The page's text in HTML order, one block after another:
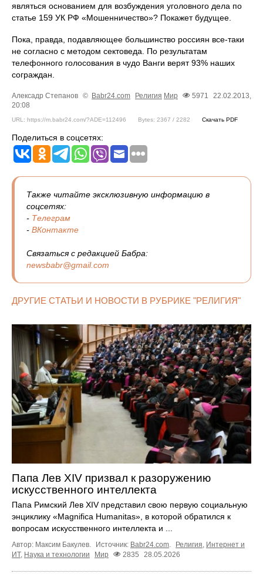
являться основанием для возбуждения уголовного дела по
статье 159 УК РФ «Мошенничество»? Покажет будущее.
Пока, правда, подавляющее большинство россиян все-таки
не согласно с методом сектоведа. По результатам
телефонного голосования в чудо Ванги верят 93% наших
сограждан.
Алексадр Степанов © Babr24.com Религия Мир 5971
22.02.2013,
20:08
URL: https://m.babr24.com/?ADE=112496 Bytes: 2367 / 2282 Скачать PDF
Поделиться в соцсетях:
Также читайте эксклюзивную информацию в
соцсетях:
- Телеграм
- ВКонтакте
Связаться с редакцией Бабра:
newsbabr@gmail.com
ДРУГИЕ СТАТЬИ И НОВОСТИ В РУБРИКЕ "РЕЛИГИЯ"
Папа Лев XIV призвал к разоружению
искусственного интеллекта
Папа Римский Лев XIV представил свою первую социальную
энциклику «Magnifica Humanitas», в которой обратился к
вопросам искусственного интеллекта и ...
Автор: Максим Бакулев. Источник: Babr24.com. Религия, Интернет и
ИТ, Наука и технологии Мир 2835 28.05.2026